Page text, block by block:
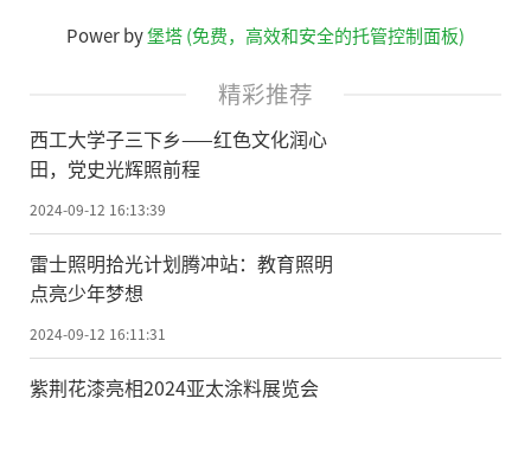
Power by堡塔 (免费，高效和安全的托管控制面板)
精彩推荐
西工大学子三下乡——红色文化润心
田，党史光辉照前程
2024-09-12 16:13:39
雷士照明拾光计划腾冲站：教育照明
点亮少年梦想
2024-09-12 16:11:31
紫荆花漆亮相2024亚太涂料展览会